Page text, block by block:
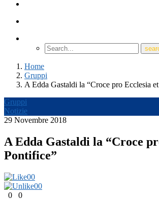
Home
Gruppi
A Edda Gastaldi la “Croce pro Ecclesia
Gruppi
Notizie
29 Novembre 2018
A Edda Gastaldi la “Croce
Pontifice”
00
00
0
0